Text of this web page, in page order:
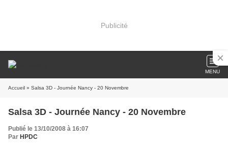
Publicité
MENU
Accueil » Salsa 3D - Journée Nancy - 20 Novembre
Salsa 3D - Journée Nancy - 20 Novembre
Publié le 13/10/2008 à 16:07
Par HPDC